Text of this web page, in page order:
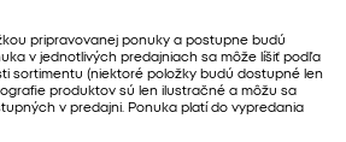
pripravovanej ponuky a postupne budú
v jednotlivých predajniach sa môže líšiť podľa
sortimentu (niektoré položky budú dostupné len
produktov sú len ilustračné a môžu sa
v predajni. Ponuka platí do vypredania